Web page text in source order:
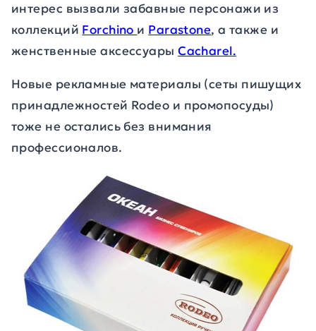
интерес вызвали забавные персонажи из
коллекций Forchino и Parastone, а также и
женственные аксессуарыCacharel.
Новые рекламные материалы (сеты пишущих
принадлежностей Rodeo и промопосуды)
тоже не остались без внимания
профессионалов.